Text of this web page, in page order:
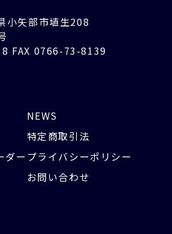
小矢部市埴生208
FAX 0766-73-8139
ダー
NEWS
特定商取引法
プライバシーポリシー
お問い合わせ